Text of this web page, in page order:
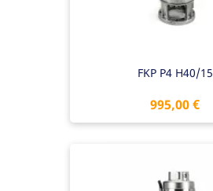
FKP P4 H40/15
Preis
995,00 €